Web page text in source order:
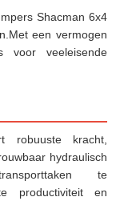
Shacman 6x4
een vermogen
voor veeleisende
robuuste kracht,
hydraulisch
te
productiviteit en